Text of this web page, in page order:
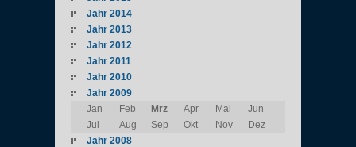
Jahr 2014
Jahr 2013
Jahr 2012
Jahr 2011
Jahr 2010
Jahr 2009
Jan
Feb Mrz Apr Mai
Jun
Jul
Aug Sep Okt Nov
Dez
Jahr 2008